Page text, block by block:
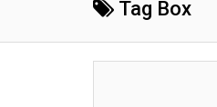
Tag Box